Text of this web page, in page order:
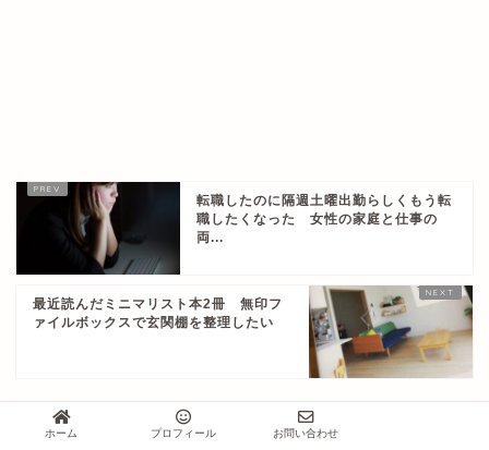
転職したのに隔週土曜出勤らしくもう転
職したくなった 女性の家庭と仕事の
両...
最近読んだミニマリスト本2冊 無印フ
ァイルボックスで玄関棚を整理したい
ホーム プロフィール お問い合わせ